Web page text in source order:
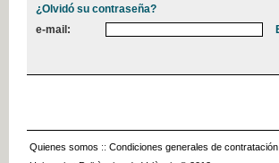
¿Olvidó su contraseña?
e-mail:
Quienes somos :: Condiciones generales de contratación